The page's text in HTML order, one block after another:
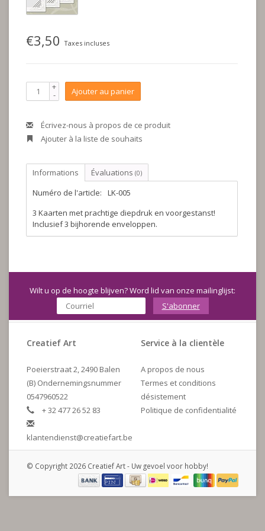
€3,50 Taxes incluses
+
- Ajouter au panier
Écrivez-nous à propos de ce produit
Ajouter à la liste de souhaits
Informations Évaluations (0)
Numéro de l'article:
LK-005
3 Kaarten met prachtige diepdruk en voorgestanst!
Inclusief 3 bijhorende enveloppen.
Wilt u op de hoogte blijven? Word lid van onze mailinglijst:
S'abonner
Creatief Art
Poeierstraat 2, 2490 Balen
(B) Ondernemingsnummer
0547960522
+ 32 477 26 52 83
klantendienst@creatiefart.be
Service à la clientèle
A propos de nous
Termes et conditions
désistement
Politique de confidentialité
© Copyright 2026 Creatief Art - Uw gevoel voor hobby!